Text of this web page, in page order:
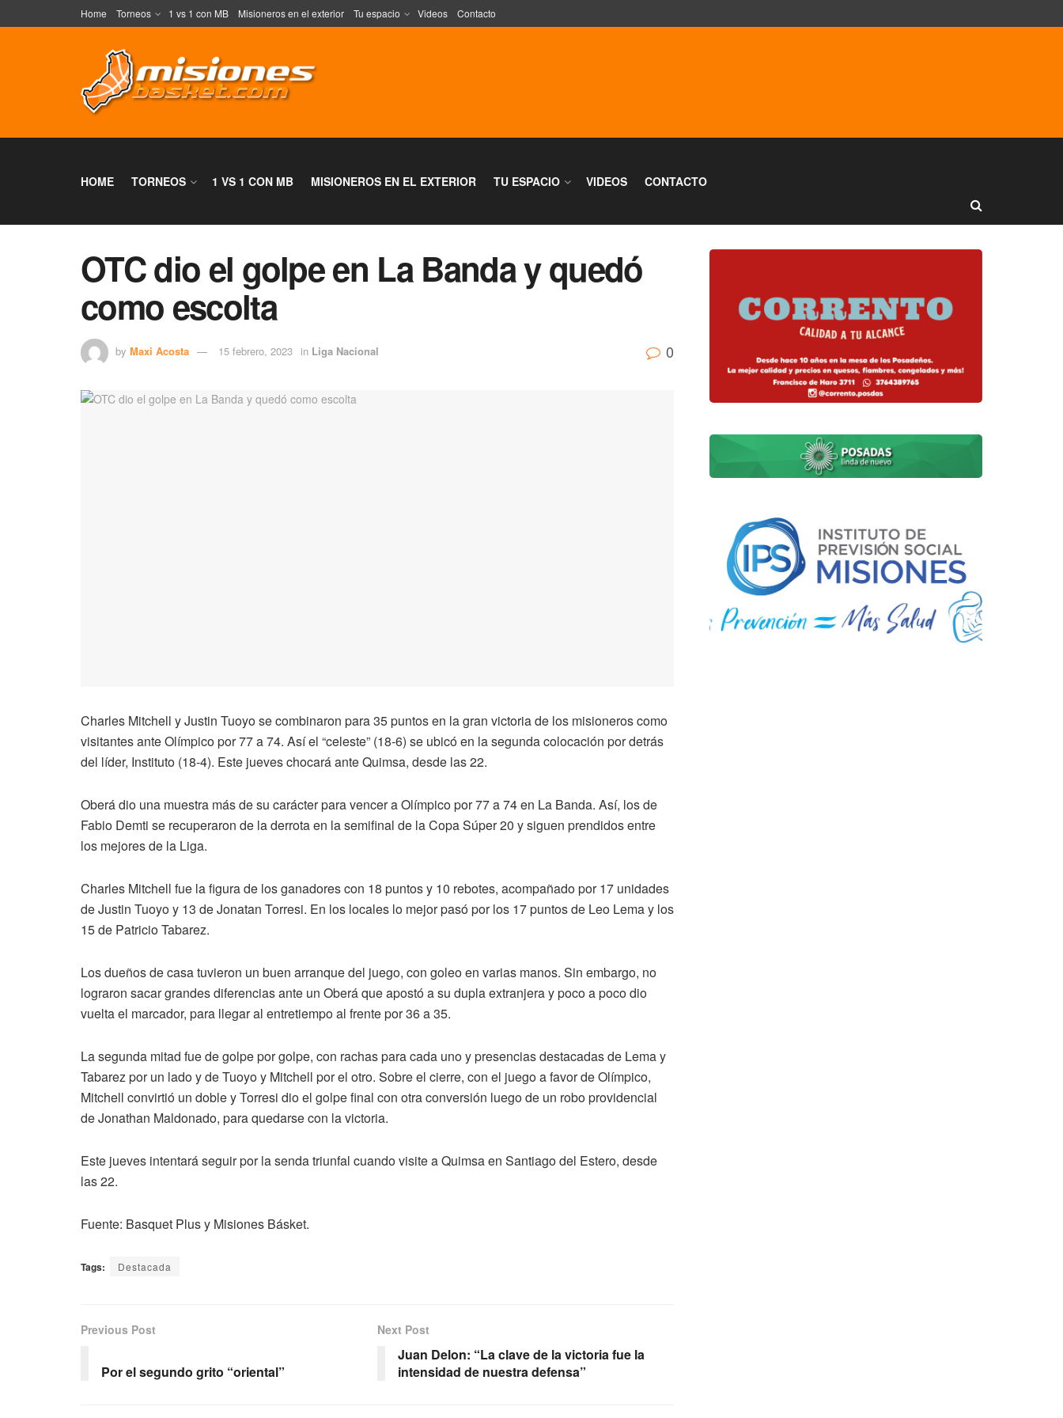
Home Torneos 1 vs 1 con MB Misioneros en el exterior Tu espacio Videos Contacto
HOME TORNEOS 1 VS 1 CON MB MISIONEROS EN EL EXTERIOR TU ESPACIO VIDEOS CONTACTO
OTC dio el golpe en La Banda y quedó
como escolta
by Maxi Acosta 15 febrero, 2023 in Liga Nacional 0
Charles Mitchell y Justin Tuoyo se combinaron para 35 puntos en la gran victoria de los misioneros como
visitantes ante Olímpico por 77 a 74. Así el “celeste” (18-6) se ubicó en la segunda colocación por detrás
del líder, Instituto (18-4). Este jueves chocará ante Quimsa, desde las 22.
Oberá dio una muestra más de su carácter para vencer a Olímpico por 77 a 74 en La Banda. Así, los de
Fabio Demti se recuperaron de la derrota en la semifinal de la Copa Súper 20 y siguen prendidos entre
los mejores de la Liga.
Charles Mitchell fue la figura de los ganadores con 18 puntos y 10 rebotes, acompañado por 17 unidades
de Justin Tuoyo y 13 de Jonatan Torresi. En los locales lo mejor pasó por los 17 puntos de Leo Lema y los
15 de Patricio Tabarez.
Los dueños de casa tuvieron un buen arranque del juego, con goleo en varias manos. Sin embargo, no
lograron sacar grandes diferencias ante un Oberá que apostó a su dupla extranjera y poco a poco dio
vuelta el marcador, para llegar al entretiempo al frente por 36 a 35.
La segunda mitad fue de golpe por golpe, con rachas para cada uno y presencias destacadas de Lema y
Tabarez por un lado y de Tuoyo y Mitchell por el otro. Sobre el cierre, con el juego a favor de Olímpico,
Mitchell convirtió un doble y Torresi dio el golpe final con otra conversión luego de un robo providencial
de Jonathan Maldonado, para quedarse con la victoria.
Este jueves intentará seguir por la senda triunfal cuando visite a Quimsa en Santiago del Estero, desde
las 22.
Fuente: Basquet Plus y Misiones Básket.
Tags: Destacada
Previous Post
Por el segundo grito “oriental”
Next Post
Juan Delon: “La clave de la victoria fue la
intensidad de nuestra defensa”